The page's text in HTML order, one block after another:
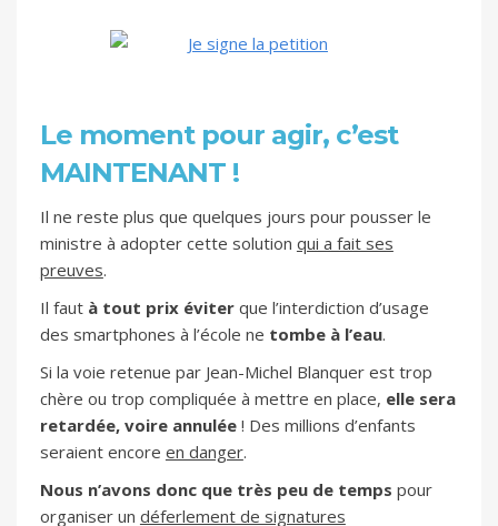
Le moment pour agir, c’est
MAINTENANT !
Il ne reste plus que quelques jours pour pousser le
ministre à adopter cette solution qui a fait ses
preuves.
Il faut à tout prix éviterque l’interdiction d’usage
des smartphones à l’école ne tombe à l’eau.
Si la voie retenue par Jean-Michel Blanquer est trop
chère ou trop compliquée à mettre en place, elle sera
retardée, voire annulée! Des millions d’enfants
seraient encore en danger.
Nous n’avons donc que très peu de temps pour
organiser un déferlement de signatures